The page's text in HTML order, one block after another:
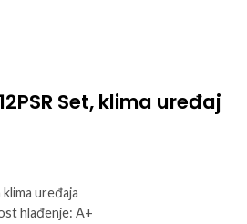
Set, klima uređaj
uređaja
hlađenje: A+